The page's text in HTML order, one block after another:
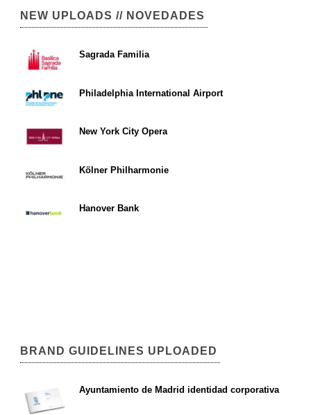
NEW UPLOADS // NOVEDADES
Sagrada Familia
Philadelphia International Airport
New York City Opera
Kölner Philharmonie
Hanover Bank
BRAND GUIDELINES UPLOADED
Ayuntamiento de Madrid identidad corporativa